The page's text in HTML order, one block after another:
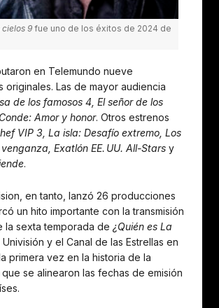
cielos 9 fue uno de los éxitos de 2024 de
en Telemundo nueve
originales. Las de mayor audiencia
de los famosos 4, El señor de los
Amor y honor. Otros estrenos
VIP 3, La isla: Desafío extremo, Los
Exatlón EE. UU. All-Stars y
.
en tanto, lanzó 26 producciones
un hito importante con la transmisión
la sexta temporada de ¿Quién es La
Univisión y el Canal de las Estrellas en
primera vez en la historia de la
se alinearon las fechas de emisión